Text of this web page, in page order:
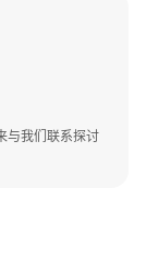
与我们联系探讨